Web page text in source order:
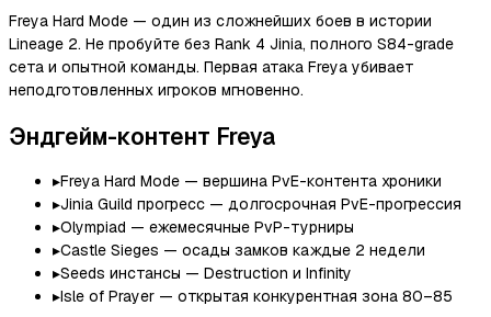
Freya Hard Mode — один из сложнейших боев в истории
Lineage 2. Не пробуйте без Rank 4 Jinia, полного S84-grade
сета и опытной команды. Первая атака Freya убивает
неподготовленных игроков мгновенно.
Эндгейм-контент Freya
▸Freya Hard Mode — вершина PvE-контента хроники
▸Jinia Guild прогресс — долгосрочная PvE-прогрессия
▸Olympiad — ежемесячные PvP-турниры
▸Castle Sieges — осады замков каждые 2 недели
▸Seeds инстансы — Destruction и Infinity
▸Isle of Prayer — открытая конкурентная зона 80–85